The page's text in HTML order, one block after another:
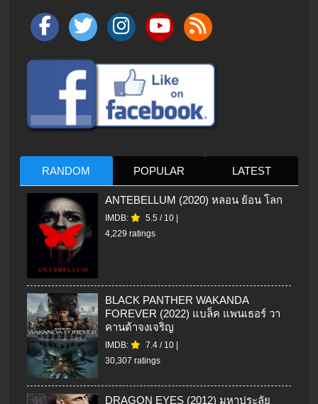
RANDOM POPULAR LATEST
ANTEBELLUM (2020) หลอน ย้อน โลก
IMDB: 5.5 / 10
4,229 ratings
BLACK PANTHER WAKANDA
FOREVER (2022) แบล็ค แพนเธอร์ วา
คานด้าจงเจริญ
IMDB: 7.4 / 10
30,307 ratings
DRAGON EYES (2012) มหาประลัย